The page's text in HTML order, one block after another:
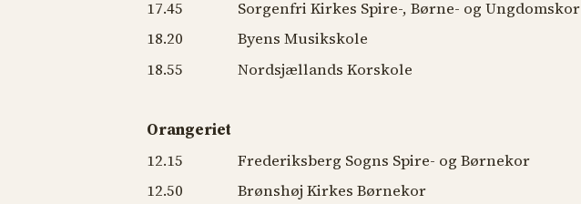
17.45 Sorgenfri Kirkes Spire-, Børne- og Ungdomskor
18.20 Byens Musikskole
18.55 Nordsjællands Korskole
Orangeriet
12.15 Frederiksberg Sogns Spire- og Børnekor
12.50 Brønshøj Kirkes Børnekor